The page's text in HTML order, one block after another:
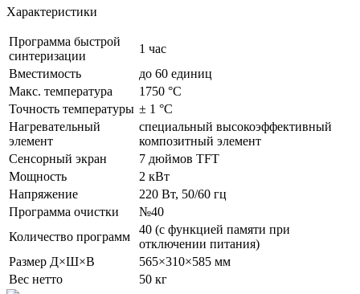
Характеристики
Программа быстрой
синтеризации
1 час
Вместимость
до 60 единиц
Макс. температура
1750 °C
Точность температуры ± 1 °C
Нагревательный
элемент
специальный высокоэффективный
композитный элемент
Сенсорный экран
7 дюймов TFT
Мощность
2 кВт
Напряжение
220 Вт, 50/60 гц
Программа очистки
№40
Количество программ
40 (с функцией памяти при
отключении питания)
Размер Д×Ш×В
565×310×585 мм
Вес нетто
50 кг